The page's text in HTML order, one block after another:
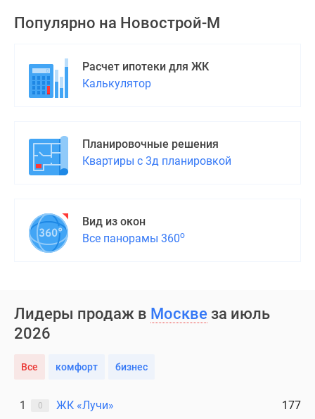
Популярно на Новострой-М
Расчет ипотеки для ЖК
Калькулятор
Планировочные решения
Квартиры с 3д планировкой
Вид из окон
Все панорамы 360о
Лидеры продаж в Москве за июль
2026
Все комфорт бизнес
1 0 ЖК «Лучи» 177